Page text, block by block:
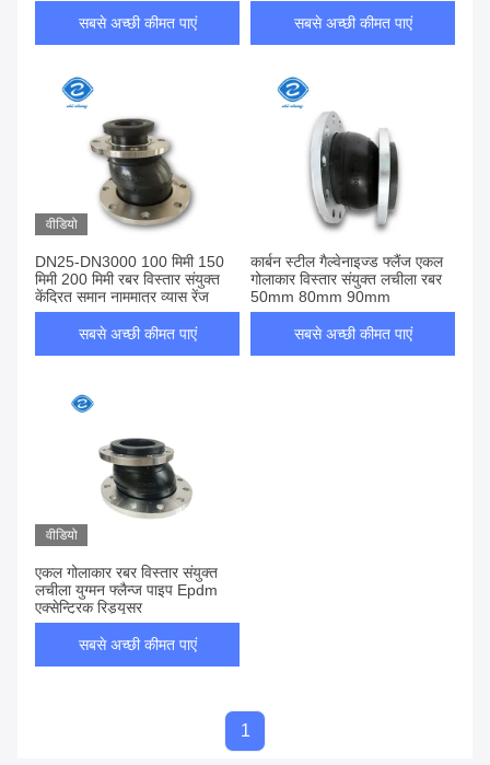
घटक ईपीडीएम सामग्री से बना रबर
विस्तार संयुक्तसबसे अच्छी कीमत पाएं
एक्सपेंशन ज्वाइंट रबर बेलोस एक्सपेंशन
ज्वाइंट्स नायलॉन कॉर्ड फैब्रिक
सबसे अच्छी कीमत पाएं
वीडियो
DN25-DN3000 100 मिमी 150
मिमी 200 मिमी रबर विस्तार संयुक्त
केंद्रित समान नाममात्र व्यास रेंज
सबसे अच्छी कीमत पाएं
कार्बन स्टील गैल्वेनाइज्ड फ्लैंज एकल
गोलाकार विस्तार संयुक्त लचीला रबर
50mm 80mm 90mm
सबसे अच्छी कीमत पाएं
वीडियो
एकल गोलाकार रबर विस्तार संयुक्त
लचीला युग्मन फ्लैन्ज पाइप Epdm
एक्सेन्ट्रिक रिड्यूसर
सबसे अच्छी कीमत पाएं
1